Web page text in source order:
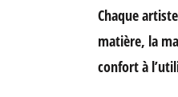
Chaque
matière, la
confort à